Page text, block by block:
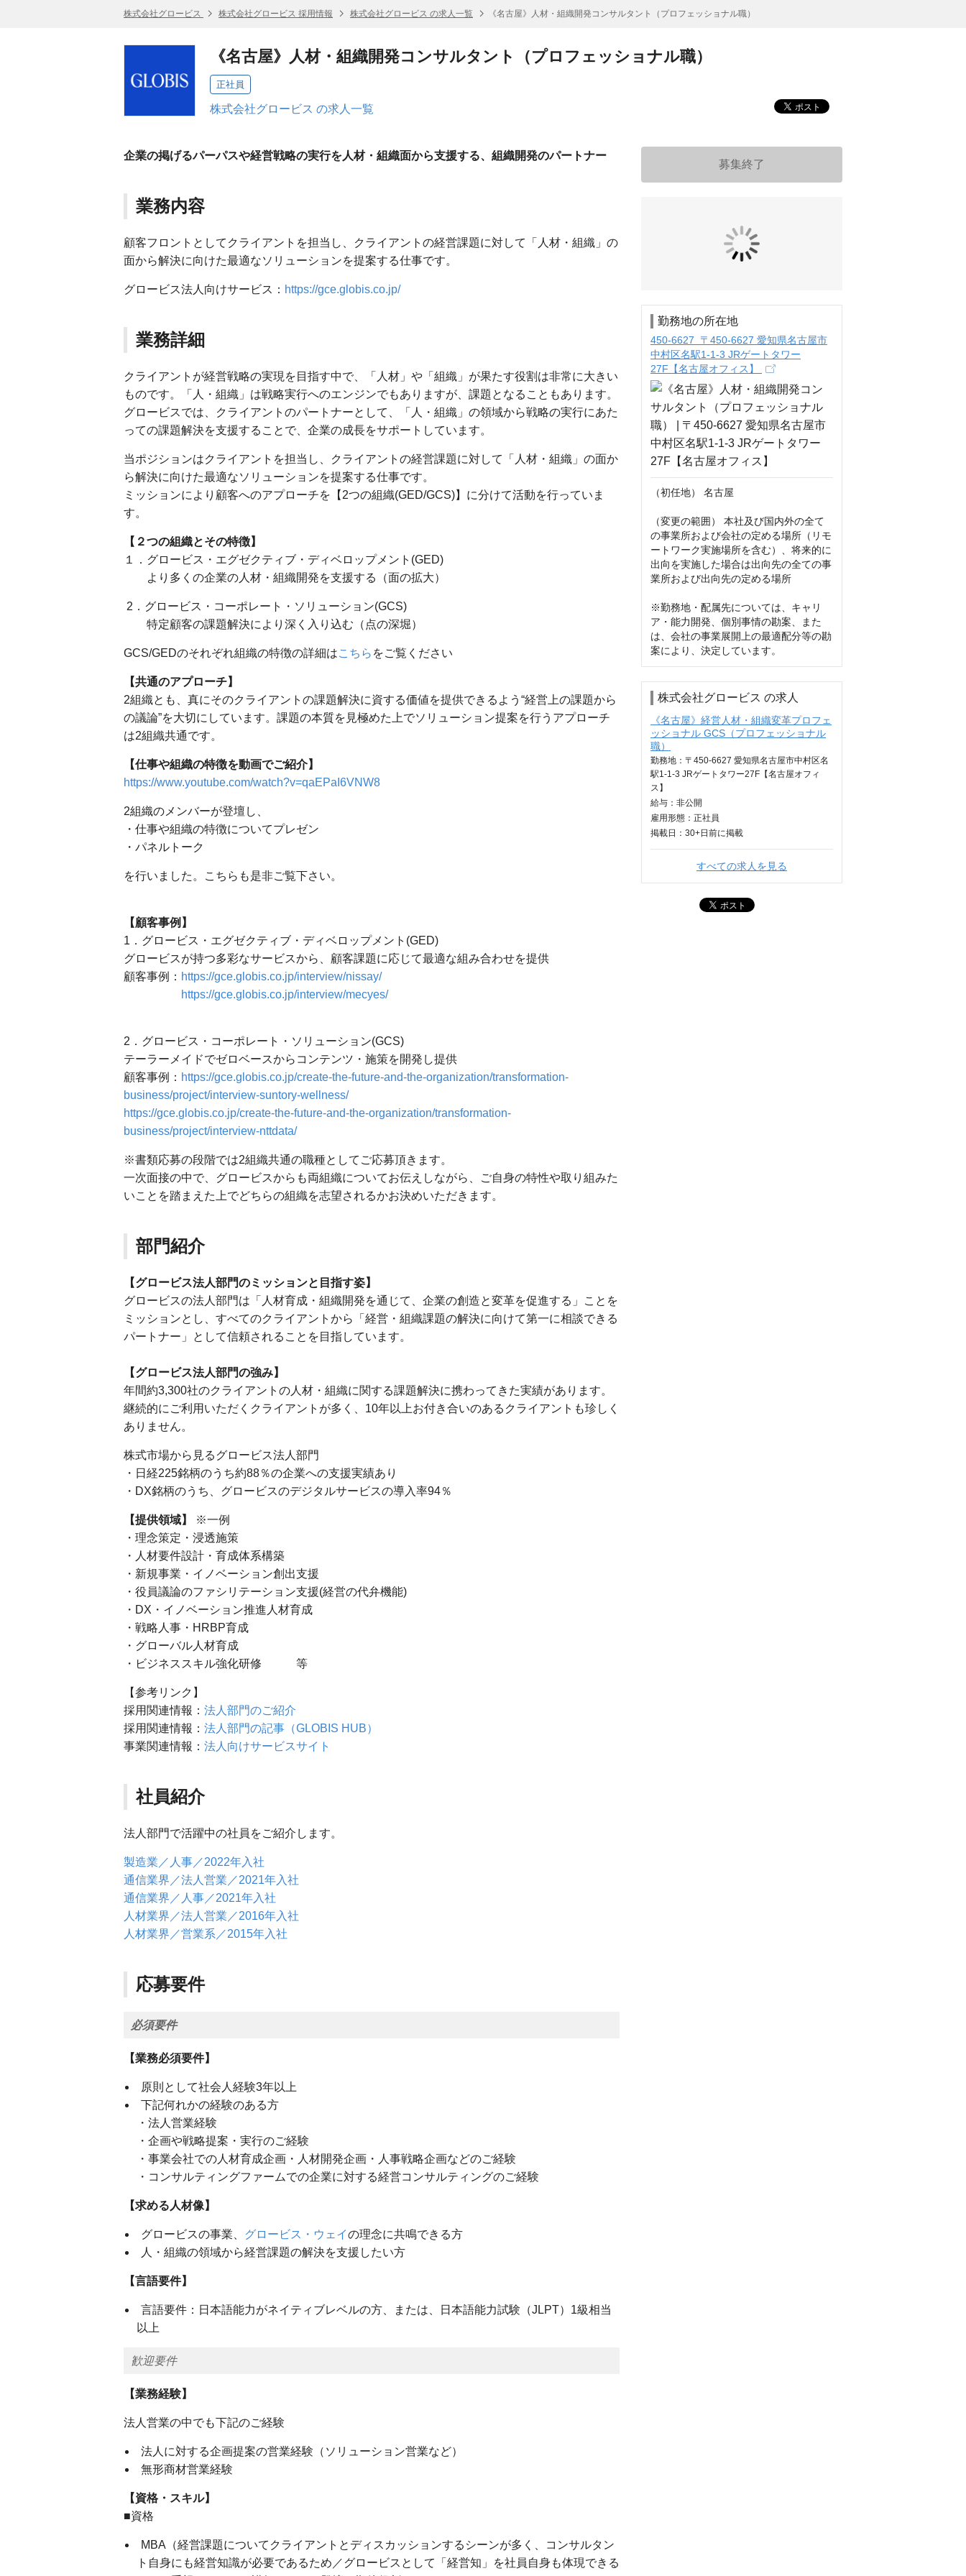
株式会社グロービス 株式会社グロービス 採用情報 株式会社グロービス の求人一覧 《名古屋》人材・組織開発コンサルタント（プロフェッショナル職）
《名古屋》人材・組織開発コンサルタント（プロフェッショナル職）
正社員
株式会社グロービス の求人一覧
企業の掲げるパーパスや経営戦略の実行を人材・組織面から支援する、組織開発のパートナー
業務内容
顧客フロントとしてクライアントを担当し、クライアントの経営課題に対して「人材・組織」の
面から解決に向けた最適なソリューションを提案する仕事です。
グロービス法人向けサービス： https://gce.globis.co.jp/
業務詳細
クライアントが経営戦略の実現を目指す中で、「人材」や「組織」が果たす役割は非常に大きい
ものです。「人・組織」は戦略実行へのエンジンでもありますが、課題となることもあります。
グロービスでは、クライアントのパートナーとして、「人・組織」の領域から戦略の実行にあた
っての課題解決を支援することで、企業の成長をサポートしています。
当ポジションはクライアントを担当し、クライアントの経営課題に対して「人材・組織」の面か
ら解決に向けた最適なソリューションを提案する仕事です。
ミッションにより顧客へのアプローチを【2つの組織(GED/GCS)】に分けて活動を行っていま
す。
【２つの組織とその特徴】
１．グロービス・エグゼクティブ・ディベロップメント(GED)
より多くの企業の人材・組織開発を支援する（面の拡大）
2．グロービス・コーポレート・ソリューション(GCS)
特定顧客の課題解決により深く入り込む（点の深堀）
GCS/GEDのそれぞれ組織の特徴の詳細はこちら をご覧ください
【共通のアプローチ】
2組織とも、真にそのクライアントの課題解決に資する価値を提供できるよう“経営上の課題から
の議論”を大切にしています。課題の本質を見極めた上でソリューション提案を行うアプローチ
は2組織共通です。
【仕事や組織の特徴を動画でご紹介】
https://www.youtube.com/watch?v=qaEPaI6VNW8
2組織のメンバーが登壇し、
・仕事や組織の特徴についてプレゼン
・パネルトーク
を行いました。こちらも是非ご覧下さい。
【顧客事例】
1．グロービス・エグゼクティブ・ディベロップメント(GED)
グロービスが持つ多彩なサービスから、顧客課題に応じて最適な組み合わせを提供
顧客事例： https://gce.globis.co.jp/interview/nissay/
https://gce.globis.co.jp/interview/mecyes/
2．グロービス・コーポレート・ソリューション(GCS)
テーラーメイドでゼロベースからコンテンツ・施策を開発し提供
顧客事例： https://gce.globis.co.jp/create-the-future-and-the-organization/transformation-
business/project/interview-suntory-wellness/
https://gce.globis.co.jp/create-the-future-and-the-organization/transformation-
business/project/interview-nttdata/
※書類応募の段階では2組織共通の職種としてご応募頂きます。
一次面接の中で、グロービスからも両組織についてお伝えしながら、ご自身の特性や取り組みた
いことを踏まえた上でどちらの組織を志望されるかお決めいただきます。
部門紹介
【グロービス法人部門のミッションと目指す姿】
グロービスの法人部門は「人材育成・組織開発を通じて、企業の創造と変革を促進する」ことを
ミッションとし、すべてのクライアントから「経営・組織課題の解決に向けて第一に相談できる
パートナー」として信頼されることを目指しています。
【グロービス法人部門の強み】
年間約3,300社のクライアントの人材・組織に関する課題解決に携わってきた実績があります。
継続的にご利用いただくクライアントが多く、10年以上お付き合いのあるクライアントも珍しく
ありません。
株式市場から見るグロービス法人部門
・日経225銘柄のうち約88％の企業への支援実績あり
・DX銘柄のうち、グロービスのデジタルサービスの導入率94％
【提供領域】
※一例
・理念策定・浸透施策
・人材要件設計・育成体系構築
・新規事業・イノベーション創出支援
・役員議論のファシリテーション支援(経営の代弁機能)
・DX・イノベーション推進人材育成
・戦略人事・HRBP育成
・グローバル人材育成
・ビジネススキル強化研修 等
【参考リンク】
採用関連情報： 法人部門のご紹介
採用関連情報： 法人部門の記事（GLOBIS HUB）
事業関連情報： 法人向けサービスサイト
社員紹介
法人部門で活躍中の社員をご紹介します。
製造業／人事／2022年入社
通信業界／法人営業／2021年入社
通信業界／人事／2021年入社
人材業界／法人営業／2016年入社
人材業界／営業系／2015年入社
応募要件
必須要件
【業務必須要件】
原則として社会人経験3年以上
下記何れかの経験のある方
・法人営業経験
・企画や戦略提案・実行のご経験
・事業会社での人材育成企画・人材開発企画・人事戦略企画などのご経験
・コンサルティングファームでの企業に対する経営コンサルティングのご経験
【求める人材像】
グロービスの事業、 グロービス・ウェイの理念に共鳴できる方
人・組織の領域から経営課題の解決を支援したい方
【言語要件】
言語要件：日本語能力がネイティブレベルの方、または、日本語能力試験（JLPT）1級相当
以上
歓迎要件
【業務経験】
法人営業の中でも下記のご経験
法人に対する企画提案の営業経験（ソリューション営業など）
無形商材営業経験
【資格・スキル】
■資格
MBA（経営課題についてクライアントとディスカッションするシーンが多く、コンサルタン
ト自身にも経営知識が必要であるため／グロービスとして「経営知」を社員自身も体現できる
募集終了
勤務地の所在地
450-6627 〒450-6627 愛知県名古屋市
中村区名駅1-1-3 JRゲートタワー
27F【名古屋オフィス】
（初任地） 名古屋
（変更の範囲） 本社及び国内外の全て
の事業所および会社の定める場所（リモ
ートワーク実施場所を含む）、将来的に
出向を実施した場合は出向先の全ての事
業所および出向先の定める場所
※勤務地・配属先については、キャリ
ア・能力開発、個別事情の勘案、また
は、会社の事業展開上の最適配分等の勘
案により、決定しています。
株式会社グロービス の求人
《名古屋》経営人材・組織変革プロフェ
ッショナル GCS（プロフェッショナル
職）
勤務地：〒450-6627 愛知県名古屋市中村区名
駅1-1-3 JRゲートタワー27F【名古屋オフィ
ス】
給与： 非公開
雇用形態：正社員
掲載日： 30+日 前に掲載
すべての求人を見る